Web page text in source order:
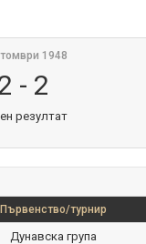
1948
- 2
резултат
Първенство/турнир
Дунавска група